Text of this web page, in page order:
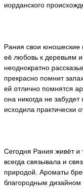
иорданского
Рания свои юношеские
её любовь к деревьям
неоднократно
прекрасно помнит
ей отлично помнятся
она никогда не
исходила практически
Сегодня Рания живёт и
всегда связывала и
природой. Ароматы
благородным